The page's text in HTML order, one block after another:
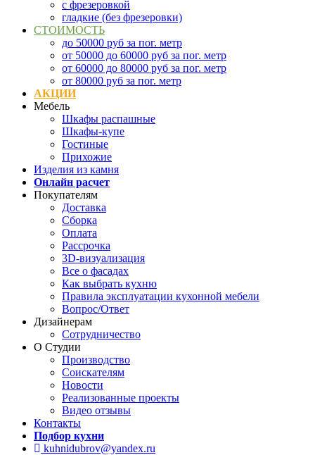
с фрезеровкой
гладкие (без фрезеровки)
СТОИМОСТЬ
до 50000 руб за пог. метр
от 50000 до 60000 руб за пог. метр
от 60000 до 80000 руб за пог. метр
от 80000 руб за пог. метр
АКЦИИ
Мебель
Шкафы распашные
Шкафы-купе
Гостиные
Прихожие
Изделия из камня
Онлайн расчет
Покупателям
Доставка
Сборка
Оплата
Рассрочка
3D-визуализация
Все о фасадах
Как выбрать кухню
Правила эксплуатации кухонной мебели
Вопрос/Ответ
Дизайнерам
Сотрудничество
О Студии
Производство
Соискателям
Новости
Реализованные проекты
Видео отзывы
Контакты
Подбор кухни
kuhnidubrov@yandex.ru